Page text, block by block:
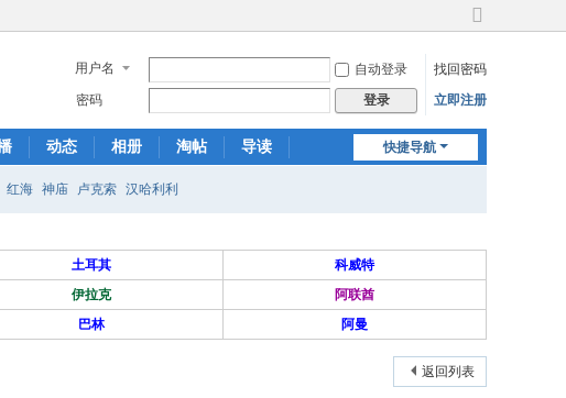
切
到
宽
用户名 自动登录
找回密码
密码
登录 立即注册
快捷导航
动态 相册 淘帖
导读
红海 神庙 卢克索 汉哈利利
土耳其
科威特
伊拉克
阿联酋
巴林 阿曼
返回列表